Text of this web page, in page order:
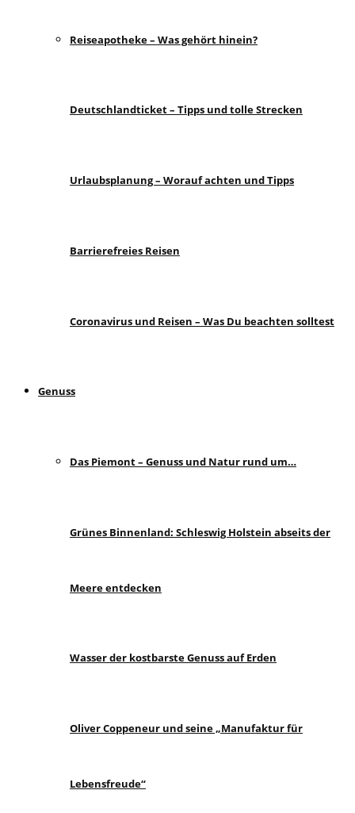
Reiseapotheke – Was gehört hinein?
Deutschlandticket – Tipps und tolle Strecken
Urlaubsplanung – Worauf achten und Tipps
Barrierefreies Reisen
Coronavirus und Reisen – Was Du beachten solltest
Genuss
Das Piemont – Genuss und Natur rund um…
Grünes Binnenland: Schleswig Holstein abseits der
Meere entdecken
Wasser der kostbarste Genuss auf Erden
Oliver Coppeneur und seine „Manufaktur für
Lebensfreude“